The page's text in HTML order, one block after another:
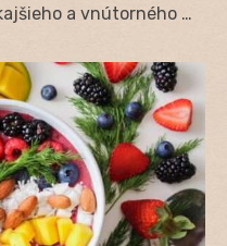
a vnútorného …